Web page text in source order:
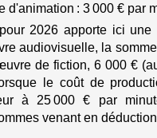
d'animation : 3 000 € par
2026 apporte ici une
audiovisuelle, la
de fiction, 6 000 €
le coût de
à 25 000 € par
venant en